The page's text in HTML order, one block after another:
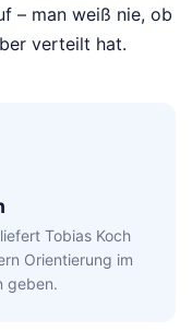
– man weiß nie, ob
verteilt hat.
Tobias Koch
Orientierung im
geben.